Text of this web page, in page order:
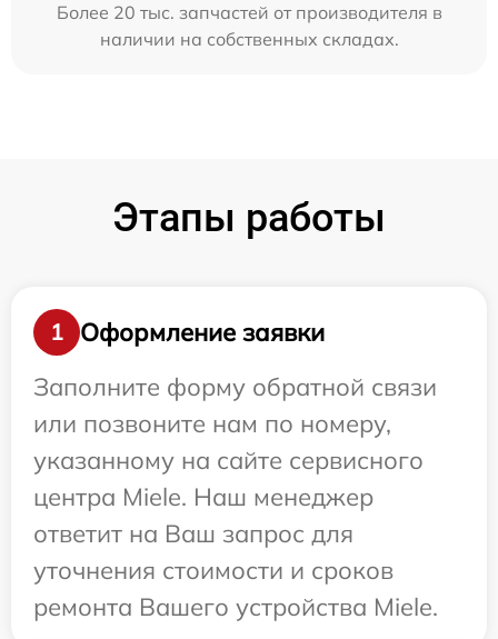
Более 20 тыс. запчастей от производителя в
наличии на собственных складах.
Этапы работы
1
Оформление заявки
Заполните форму обратной связи
или позвоните нам по номеру,
указанному на сайте сервисного
центра Miele. Наш менеджер
ответит на Ваш запрос для
уточнения стоимости и сроков
ремонта Вашего устройства Miele.